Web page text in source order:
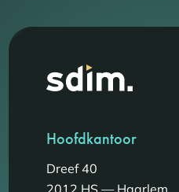
Hoofdkantoor
Dreef 40